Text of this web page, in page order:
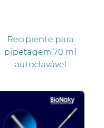
Recipiente para
pipetagem 70 ml
autoclavável